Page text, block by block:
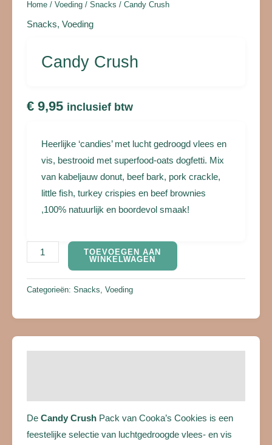
Home / Voeding / Snacks / Candy Crush
Snacks, Voeding
Candy Crush
€ 9,95 inclusief btw
Heerlijke ‘candies’ met lucht gedroogd vlees en
vis, bestrooid met superfood-oats dogfetti. Mix
van kabeljauw donut, beef bark, pork crackle,
little fish, turkey crispies en beef brownies
,100% natuurlijk en boordevol smaak!
TOEVOEGEN AAN
WINKELWAGEN
Categorieën: Snacks, Voeding
De Candy Crush Pack van Cooka’s Cookies is een
feestelijke selectie van luchtgedroogde vlees- en vis